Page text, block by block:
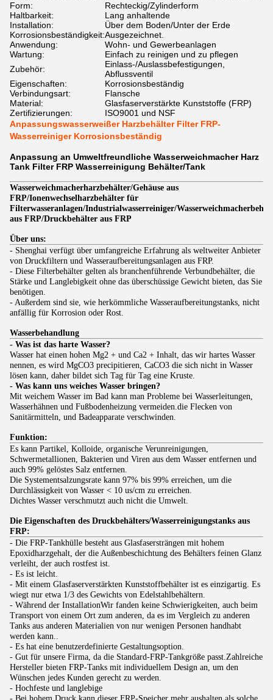
Form:
Rechteckig/Zylinderform
Haltbarkeit:
Lang anhaltende
Installation:
Über dem Boden/Unter der Erde
Korrosionsbeständigkeit:Ausgezeichnet.
Anwendung:
Wohn- und Gewerbeanlagen
Wartung:
Einfach zu reinigen und zu pflegen
Zubehör:
Einlass-/Auslassbefestigungen,
Abflussventil
Eigenschaften:
Korrosionsbeständig
Verbindungsart:
Flansche
Material:
Glasfaserverstärkte Kunststoffe (FRP)
Zertifizierungen:
ISO9001 und NSF
Anpassungswasserweißer Harzbehälter Filter FRP-
Wasserreiniger Korrosionsbeständig
Anpassung an Umweltfreundliche Wasserweichmacher Harz
Tank Filter FRP Wasserreinigung Behälter/Tank
Wasserweichmacherharzbehälter/Gehäuse aus
FRP/Ionenwechselharzbehälter für
Filterwasseranlagen/Industrialwasserreiniger/
aus FRP/Druckbehälter aus FRP
Über uns:
- Shenghai verfügt über umfangreiche Erfahrung als weltweiter Anbieter
von Druckfiltern und Wasseraufbereitungsanlagen aus FRP.
- Diese Filterbehälter gelten als branchenführende Verbundbehälter, die
Stärke und Langlebigkeit ohne das überschüssige Gewicht bieten, das Sie
benötigen.
- Außerdem sind sie, wie herkömmliche Wasseraufbereitungstanks, nicht
anfällig für Korrosion oder Rost.
Wasserbehandlung
- Was ist das harte Wasser?
Wasser hat einen hohen Mg2 + und Ca2 + Inhalt, das wir hartes Wasser
nennen, es wird MgCO3 precipitieren, CaCO3 die sich nicht in Wasser
lösen kann, daher bildet sich Tag für Tag eine Kruste.
- Was kann uns weiches Wasser bringen?
Mit weichem Wasser im Bad kann man Probleme bei Wasserleitungen,
Wasserhähnen und Fußbodenheizung vermeiden.die Flecken von
Sanitärmitteln, und Badeapparate verschwinden.
Funktion:
Es kann Partikel, Kolloide, organische Verunreinigungen,
Schwermetallionen, Bakterien und Viren aus dem Wasser entfernen und
auch 99% gelöstes Salz entfernen.
Die Systementsalzungsrate kann 97% bis 99% erreichen, um die
Durchlässigkeit von Wasser < 10 us/cm zu erreichen.
Dichtes Wasser verschmutzt auch nicht die Umwelt.
Die Eigenschaften des Druckbehälters/Wasserreinigungstanks aus
FRP:
- Die FRP-Tankhülle besteht aus Glasfasersträngen mit hohem
Epoxidharzgehalt, der die Außenbeschichtung des Behälters feinen Glanz
verleiht, der auch rostfest ist.
- Es ist leicht.
- Mit einem Glasfaserverstärkten Kunststoffbehälter ist es einzigartig. Es
wiegt nur etwa 1/3 des Gewichts von Edelstahlbehältern.
- Während der InstallationWir fanden keine Schwierigkeiten, auch beim
Transport von einem Ort zum anderen, da es im Vergleich zu anderen
Tanks aus anderen Materialien von nur wenigen Personen handhabt
werden kann..
- Es hat eine benutzerdefinierte Gestaltungsoption.
- Gut für unsere Firma, da die Standard-FRP-Tankgröße passt.Zahlreiche
Hersteller bieten FRP-Tanks mit individuellem Design an, um den
Wünschen jedes Kunden gerecht zu werden.
- Hochfeste und langlebige